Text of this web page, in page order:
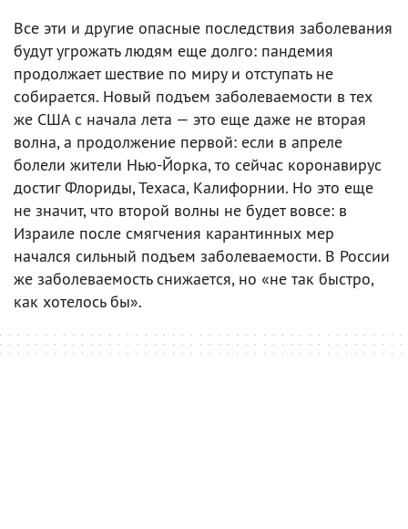
Все эти и другие опасные последствия заболевания
будут угрожать людям еще долго: пандемия
продолжает шествие по миру и отступать не
собирается. Новый подъем заболеваемости в тех
же США с начала лета — это еще даже не вторая
волна, а продолжение первой: если в апреле
болели жители Нью-Йорка, то сейчас коронавирус
достиг Флориды, Техаса, Калифорнии. Но это еще
не значит, что второй волны не будет вовсе: в
Израиле после смягчения карантинных мер
начался сильный подъем заболеваемости. В России
же заболеваемость снижается, но «не так быстро,
как хотелось бы».